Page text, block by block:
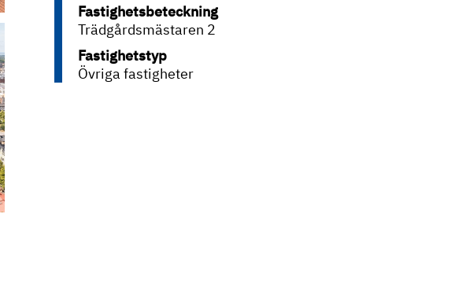
Fastighetsbeteckning
Trädgårdsmästaren 2
Fastighetstyp
Övriga fastigheter